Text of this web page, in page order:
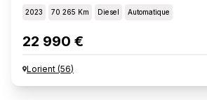
2023 70 265 Km Diesel Automatique
22 990 €
Lorient (56)